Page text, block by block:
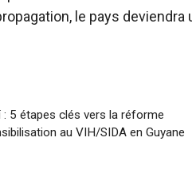
le pays
5 étapes clés vers la réforme
au VIH/SIDA en Guyane